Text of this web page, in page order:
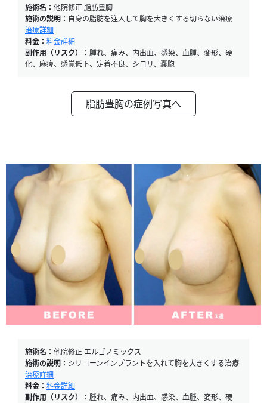
施術名： 他院修正 脂肪豊胸
施術の説明： 自身の脂肪を注入して胸を大きくする切らない治療
治療詳細
料金： 料金詳細
副作用（リスク）： 腫れ、痛み、内出血、感染、血腫、変形、硬
化、麻痺、感覚低下、定着不良、シコリ、嚢胞
脂肪豊胸の症例写真へ
施術名： 他院修正 エルゴノミックス
施術の説明： シリコーンインプラントを入れて胸を大きくする治療
治療詳細
料金： 料金詳細
副作用（リスク）： 腫れ、痛み、内出血、感染、血腫、変形、硬